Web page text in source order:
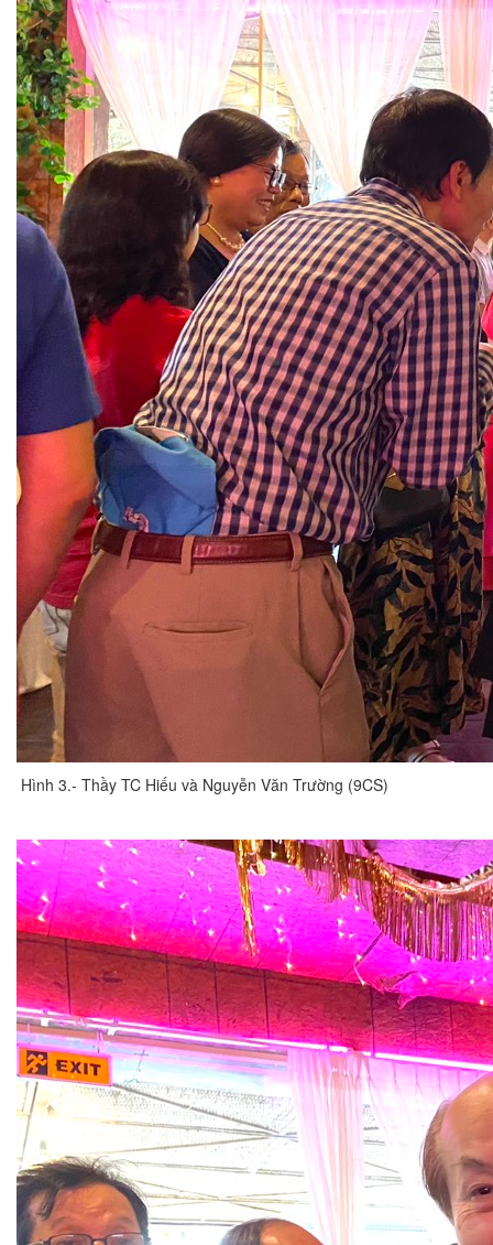
Hình 3.- Thầy TC Hiếu và Nguyễn Văn Trường (9CS)